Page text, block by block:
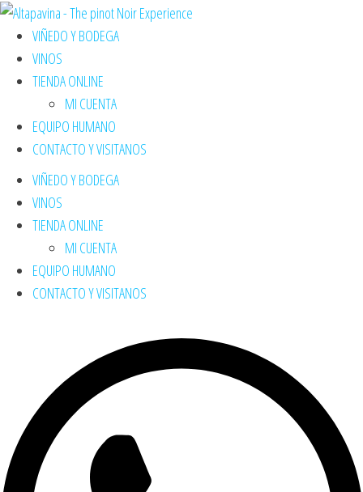
VIÑEDO Y BODEGA
VINOS
TIENDA ONLINE
MI CUENTA
EQUIPO HUMANO
CONTACTO Y VISITANOS
VIÑEDO Y BODEGA
VINOS
TIENDA ONLINE
MI CUENTA
EQUIPO HUMANO
CONTACTO Y VISITANOS